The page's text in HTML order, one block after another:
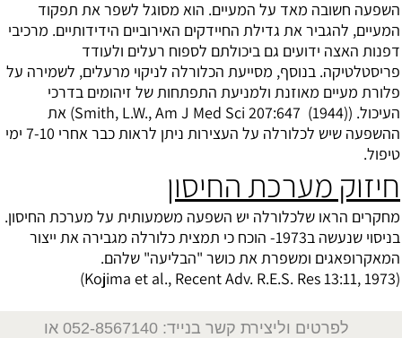
השפעה חשובה מאד על המעיים. הוא מסוגל לשפר את תפקוד
המעיים, להגביר את גדילת החיידקים האירוביים הידידותיים. מרכיבי
דפנות האצה ידועים גם ביכולתם לספוח רעלים ולעודד
פריסטלטיקה. בנוסף, מסייעת הכלורלה לניקוי מרעלים, לשמירה על
פלורת מעיים מאוזנת ולמניעת התפתחות של זיהומים בדרכי
העיכול. (Smith, L.W., Am J Med Sci 207:647 (1944)) את
ההשפעה שיש לכלורלה על העצירות ניתן לראות כבר אחרי 7-10 ימי
טיפול.
חיזוק מערכת החיסון
מחקרים הראו שלכלורלה יש השפעה משמעותית על מערכת החיסון.
בניסוי שנעשה ב1973- הוכח כי תמצית כלורלה מגבירה את ייצור
המאקרופאגים ומשפרת את כושר "הבליעה" שלהם.
(Kojima et al., Recent Adv. R.E.S. Res 13:11, 1973)
לפרטים וליצירת קשר בנייד: 052-8567140
או